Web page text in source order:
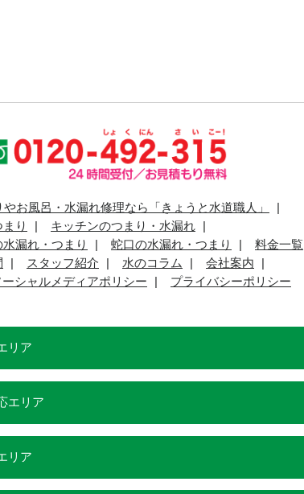
お風呂・水漏れ修理なら「きょうと水道職人」
り
キッチンのつまり・水漏れ
漏れ・つまり 蛇口の水漏れ・つまり
料金一覧
スタッフ紹介 水のコラム
会社案内
ーシャルメディアポリシー プライバシーポリシー
リア
エリア
リア